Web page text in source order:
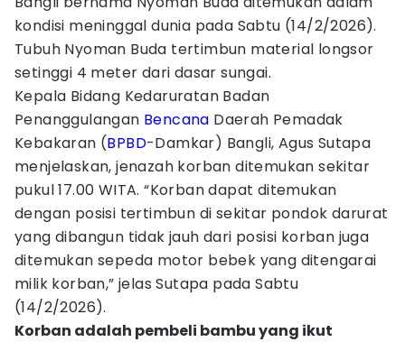
kondisi meninggal dunia pada Sabtu (14/2/2026).
Tubuh Nyoman Buda tertimbun material longsor
setinggi 4 meter dari dasar sungai.
Kepala Bidang Kedaruratan Badan
Penanggulangan Bencana Daerah Pemadak
Kebakaran (BPBD-Damkar) Bangli, Agus Sutapa
menjelaskan, jenazah korban ditemukan sekitar
pukul 17.00 WITA. “Korban dapat ditemukan
dengan posisi tertimbun di sekitar pondok darurat
yang dibangun tidak jauh dari posisi korban juga
ditemukan sepeda motor bebek yang ditengarai
milik korban,” jelas Sutapa pada Sabtu
(14/2/2026).
Korban adalah pembeli bambu yang ikut